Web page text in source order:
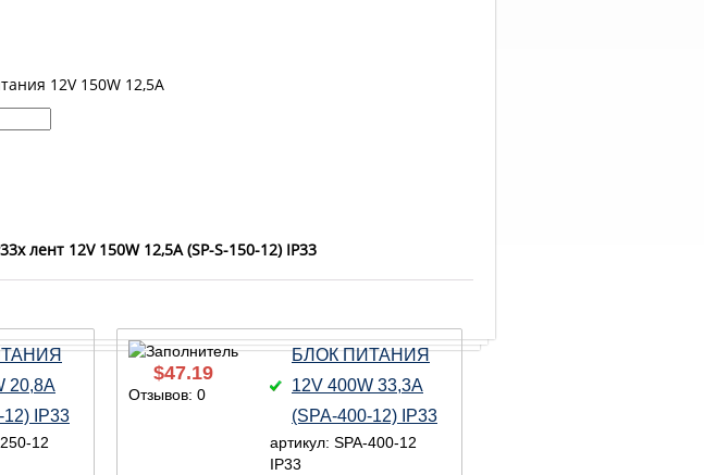
12V 150W 12,5A
х лент 12V 150W 12,5A(SP-S-150-12) IP33
20,8A
12) IP33
12
$47.19
Отзывов: 0
БЛОК ПИТАНИЯ
12V 400W 33,3A
(SPA-400-12) IP33
артикул: SPA-400-12
IP33